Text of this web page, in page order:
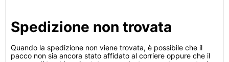
Spedizione non trovata
Quando la spedizione non viene trovata, è possibile che il
pacco non sia ancora stato affidato al corriere oppure che il